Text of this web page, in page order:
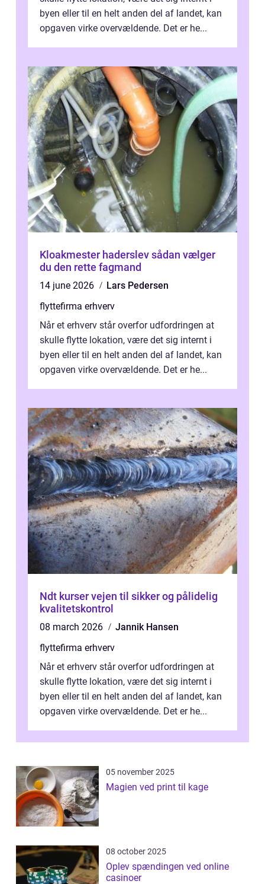
byen eller til en helt anden del af landet, kan
opgaven virke overvældende. Det er he...
Kloakmester haderslev sådan vælger
du den rette fagmand
14 june 2026
Lars Pedersen
flyttefirma erhverv
Når et erhverv står overfor udfordringen at
skulle flytte lokation, være det sig internt i
byen eller til en helt anden del af landet, kan
opgaven virke overvældende. Det er he...
Ndt kurser vejen til sikker og pålidelig
kvalitetskontrol
08 march 2026
Jannik Hansen
flyttefirma erhverv
Når et erhverv står overfor udfordringen at
skulle flytte lokation, være det sig internt i
byen eller til en helt anden del af landet, kan
opgaven virke overvældende. Det er he...
05 november 2025
Magien ved print til kage
08 october 2025
Oplev spændingen ved online
casinoer